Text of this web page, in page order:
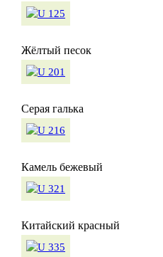
Жёлтый песок
Серая галька
Камель бежевый
Китайский красный